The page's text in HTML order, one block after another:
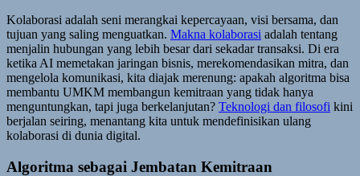
Kolaborasi adalah seni merangkai kepercayaan, visi bersama, dan
tujuan yang saling menguatkan. Makna kolaborasi adalah tentang
menjalin hubungan yang lebih besar dari sekadar transaksi. Di era
ketika AI memetakan jaringan bisnis, merekomendasikan mitra, dan
mengelola komunikasi, kita diajak merenung: apakah algoritma bisa
membantu UMKM membangun kemitraan yang tidak hanya
menguntungkan, tapi juga berkelanjutan? Teknologi dan filosofi kini
berjalan seiring, menantang kita untuk mendefinisikan ulang
kolaborasi di dunia digital.
Algoritma sebagai Jembatan Kemitraan